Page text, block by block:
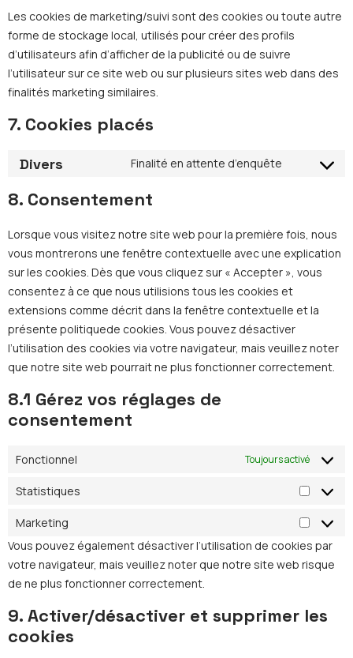
Les cookies de marketing/suivi sont des cookies ou toute autre
forme de stockage local, utilisés pour créer des profils
d’utilisateurs afin d’afficher de la publicité ou de suivre
l’utilisateur sur ce site web ou sur plusieurs sites web dans des
finalités marketing similaires.
7. Cookies placés
Divers Finalité en attente d’enquête
Consent
divers
8. Consentement
Lorsque vous visitez notre site web pour la première fois, nous
vous montrerons une fenêtre contextuelle avec une explication
sur les cookies. Dès que vous cliquez sur « Accepter », vous
consentez à ce que nous utilisions tous les cookies et
extensions comme décrit dans la fenêtre contextuelle et la
présente politiquede cookies. Vous pouvez désactiver
l’utilisation des cookies via votre navigateur, mais veuillez noter
que notre site web pourrait ne plus fonctionner correctement.
8.1 Gérez vos réglages de
consentement
Fonctionnel Toujours activé
Statistiques
Marketing
Vous pouvez également désactiver l’utilisation de cookies par
votre navigateur, mais veuillez noter que notre site web risque
de ne plus fonctionner correctement.
9. Activer/désactiver et supprimer les
cookies